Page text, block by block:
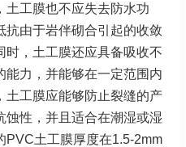
土工膜也不应失去防水功
抗由于岩伴砌合引起的收敛
时，土工膜还应具备吸收不
能力，并能够在一定范围内
土工膜应能够防止裂缝的产
蚀性，并且适合在潮湿或湿
PVC土工膜厚度在1.5-2mm